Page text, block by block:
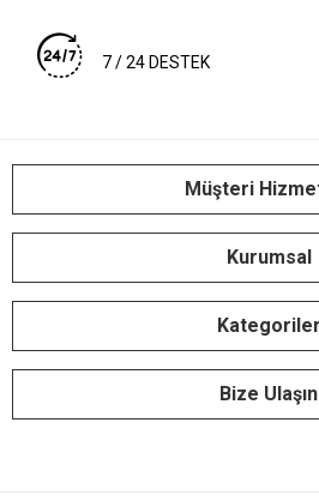
7 / 24 DESTEK
Müşteri
Kurumsal
Kategoriler
Bize Ulaşın